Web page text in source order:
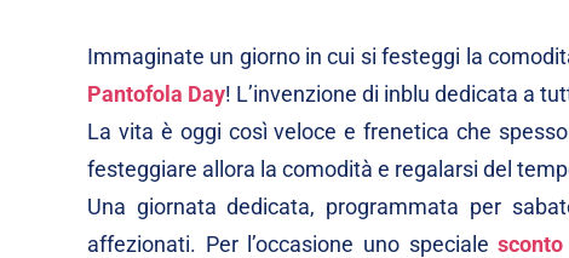
Immaginate un giorno in cui si festeggi la
Pantofola Day! L’invenzione di inblu dedicata a
La vita è oggi così veloce e frenetica che
festeggiare allora la comodità e regalarsi del
Una giornata dedicata, programmata per
affezionati. Per l’occasione uno speciale